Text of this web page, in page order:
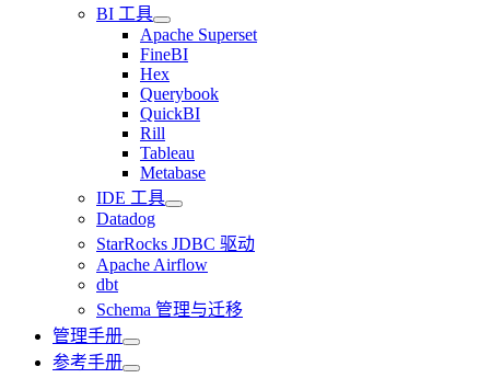
BI 工具
Apache Superset
FineBI
Hex
Querybook
QuickBI
Rill
Tableau
Metabase
IDE 工具
Datadog
StarRocks JDBC 驱动
Apache Airflow
dbt
Schema 管理与迁移
管理手册
参考手册